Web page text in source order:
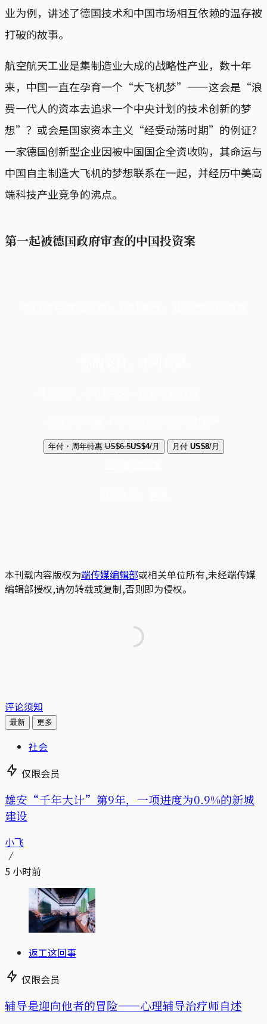
业为例，讲述了德国技术和中国市场相互依赖的温存被
打破的故事。
航空航天工业是集制造业大成的战略性产业，数十年
来，中国一直在孕育一个“大飞机梦”——这会是“浪
费一代人的资本去追求一个中央计划的技术创新的梦
想”？或会是国家资本主义“经受动荡时期”的例证？
一家德国创新型企业因被中国国企全资收购，其命运与
中国自主制造大飞机的梦想联系在一起，并经历中美高
端科技产业竞争的沸点。
第一起被德国政府审查的中国投资案
年付・周年特惠 US$6.5US$4/月 月付 US$8/月
本刊载内容版权为端传媒编辑部或相关单位所有,未经端传媒
编辑部授权,请勿转载或复制,否则即为侵权。
评论须知
最新 更多
社会
仅限会员
雄安“千年大计”第9年，一项进度为0.9%的新城
建设
小飞
5 小时前
返工这回事
仅限会员
辅导是迎向他者的冒险——心理辅导治疗师自述